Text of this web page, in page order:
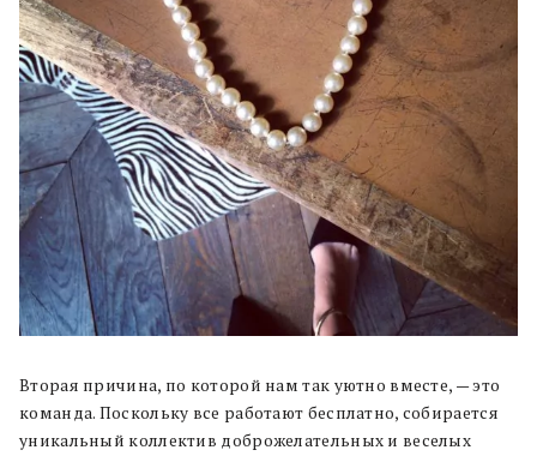
Вторая причина, по которой нам так уютно вместе, — это
команда. Поскольку все работают бесплатно, собирается
уникальный коллектив доброжелательных и веселых